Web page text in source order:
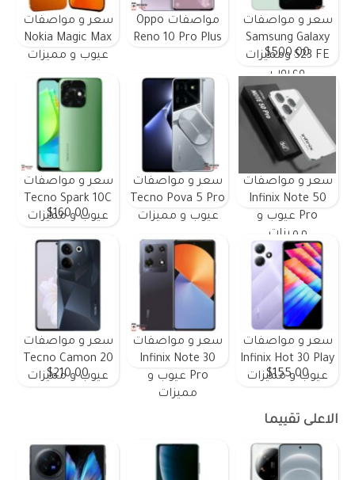
سعر و مواصفات
Samsung Galaxy
S23 FE ومميزات
وعيوب
$500.00
مواصفات Oppo
Reno 10 Pro Plus
سعر و مواصفات
Nokia Magic Max
عيوب و مميزات
سعر و مواصفات
Infinix Note 50
Pro عيوب و
مميزات
سعر و مواصفات
Tecno Pova 5 Pro
عيوب و مميزات
سعر و مواصفات
Tecno Spark 10C
عيوب و مميزات
$160.00
سعر و مواصفات
Infinix Hot 30 Play
عيوب و مميزات
$155.00
سعر و مواصفات
Infinix Note 30
Pro عيوب و
مميزات
سعر و مواصفات
Tecno Camon 20
عيوب و مميزات
$210.00
الاعلى تقييما